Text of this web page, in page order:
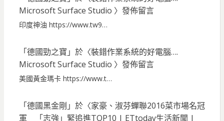
Microsoft Surface Studio 〉發佈留言
印度神油 https://www.tw9…
「德國勁之寶 」於〈裝錯作業系統的好電腦….
Microsoft Surface Studio 〉發佈留言
美國黃金瑪卡 https://www.t…
「德國黑金剛 」於〈家豪、淑芬蟬聯2016菜市場名冠
軍 「志強」緊追進TOP10 | ETtoday生活新聞 |